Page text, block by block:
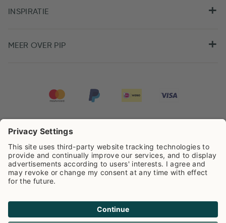
INSPIRATIE
MEER OVER PIP
op basis van7981beoordelingen